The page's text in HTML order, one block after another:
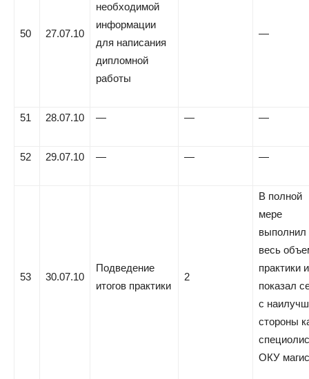
50 27.07.10
необходимой
информации
для написания
дипломной
работы
—
51 28.07.10 — — —
52 29.07.10 — — —
53 30.07.10
Подведение
итогов практики
2
В полной
мере
выполнил
весь
практики и
показал
с
стороны
ОКУ